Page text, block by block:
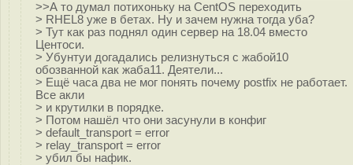
>>А то думал потихоньку на CentOS переходить
> RHEL8 уже в бетах. Ну и зачем нужна тогда уба?
> Тут как раз поднял один сервер на 18.04 вместо
Центоси.
> Убунтуи догадались релизнуться с жабой10
обозванной как жаба11. Деятели...
> Ещё часа два не мог понять почему postfix не работает.
Все акли
> и крутилки в порядке.
> Потом нашёл что они засунули в конфиг
> default_transport = error
> relay_transport = error
> убил бы нафик.